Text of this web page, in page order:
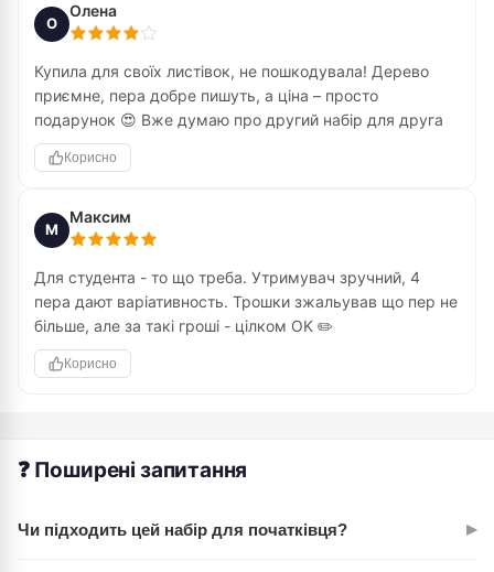
О
Олена
Купила для своїх листівок, не пошкодувала! Дерево
приємне, пера добре пишуть, а ціна – просто
подарунок 😍 Вже думаю про другий набір для друга
Корисно
М
Максим
Для студента - то що треба. Утримувач зручний, 4
пера дают варіативность. Трошки зжальував що пер не
більше, але за такі гроші - цілком OK ✏️
Корисно
❓ Поширені запитання
Чи підходить цей набір для початківця? ▸